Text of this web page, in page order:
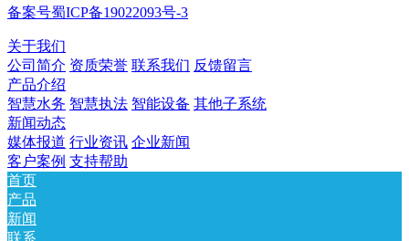
备案号蜀ICP备19022093号-3
关于我们
公司简介 资质荣誉 联系我们 反馈留言
产品介绍
智慧水务 智慧执法 智能设备 其他子系统
新闻动态
媒体报道 行业资讯 企业新闻
客户案例 支持帮助
首页
产品
新闻
联系